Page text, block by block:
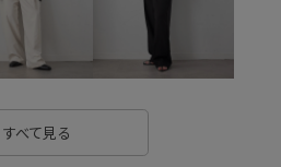
vis_okazakisae_may
VIS_TIMESALE
お手入れしやすい
すべて見る